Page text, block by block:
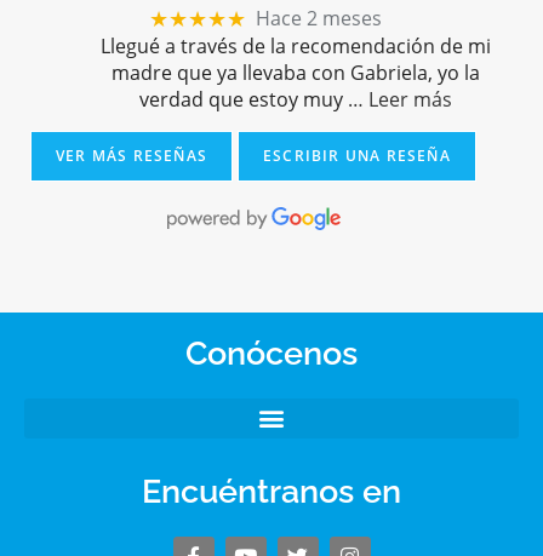
★★★★★ Hace 2 meses
Llegué a través de la recomendación de mi
madre que ya llevaba con Gabriela, yo la
verdad que estoy muy … Leer más
VER MÁS RESEÑAS ESCRIBIR UNA RESEÑA
Conócenos
Encuéntranos en